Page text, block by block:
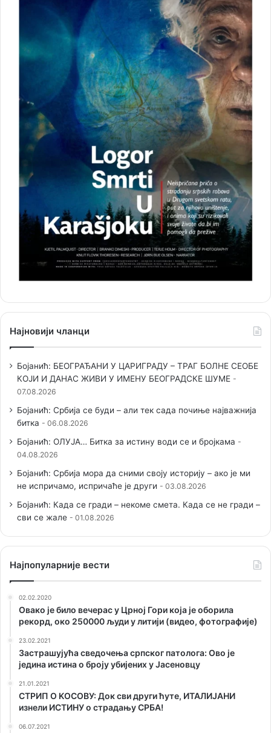
Најновији чланци
Бојанић: БЕОГРАЂАНИ У ЦАРИГРАДУ – ТРАГ БОЛНЕ СЕОБЕ
КОЈИ И ДАНАС ЖИВИ У ИМЕНУ БЕОГРАДСКЕ ШУМЕ
07.08.2026
Бојанић: Србија се буди – али тек сада почиње најважнија
битка
06.08.2026
Бојанић: ОЛУЈА… Битка за истину води се и бројкама
04.08.2026
Бојанић: Србија мора да сними своју историју – ако је ми
не испричамо, испричаће је други
03.08.2026
Бојанић: Када се гради – некоме смета. Када се не гради –
сви се жале
01.08.2026
Наjпопуларније вести
02.02.2020
Овако је било вечерас у Црној Гори која је оборила
рекорд, око 250000 људи у литији (видео, фотографије)
23.02.2021
Застрашујућа сведочења српског патолога: Ово је
једина истина о броју убијених у Јасеновцу
21.01.2021
СТРИП О KОСОВУ: Док сви други ћуте, ИТАЛИЈАНИ
изнели ИСТИНУ о страдању СРБА!
06.07.2021